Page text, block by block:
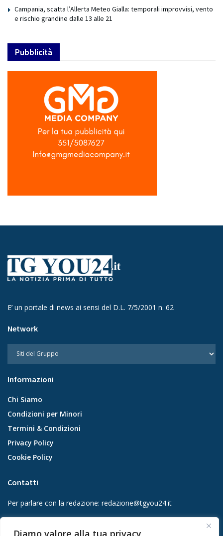
Diamo valore alla tua privacy
Campania, scatta l’Allerta Meteo Gialla: temporali improvvisi, vento
e rischio grandine dalle 13 alle 21
Pubblicità
E’ un portale di news ai sensi del D.L. 7/5/2001 n. 62
Network
Informazioni
Chi Siamo
Condizioni per Minori
Termini & Condizioni
Privacy Policy
Cookie Policy
Contatti
Per parlare con la redazione: redazione@tgyou24.it